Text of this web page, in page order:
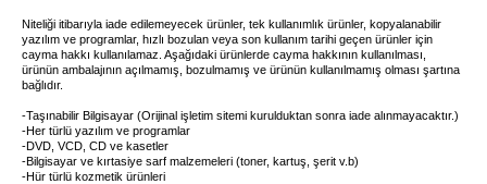
Niteliği itibarıyla iade edilemeyecek ürünler, tek kullanımlık ürünler, kopyalanabilir
yazılım ve programlar, hızlı bozulan veya son kullanım tarihi geçen ürünler için
cayma hakkı kullanılamaz. Aşağıdaki ürünlerde cayma hakkının kullanılması,
ürünün ambalajının açılmamış, bozulmamış ve ürünün kullanılmamış olması şartına
bağlıdır.
-Taşınabilir Bilgisayar (Orijinal işletim sitemi kurulduktan sonra iade alınmayacaktır.)
-Her türlü yazılım ve programlar
-DVD, VCD, CD ve kasetler
-Bilgisayar ve kırtasiye sarf malzemeleri (toner, kartuş, şerit v.b)
-Hür türlü kozmetik ürünleri